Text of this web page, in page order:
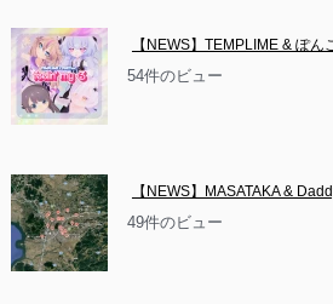
【NEWS】TEMPLIME & ぽん
54件のビュー
【NEWS】MASATAKA &
49件のビュー